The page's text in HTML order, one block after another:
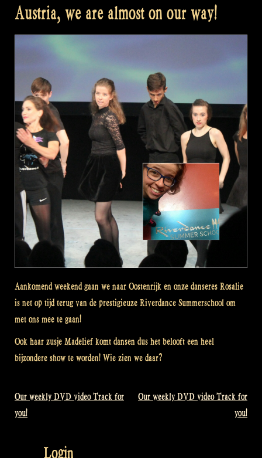
Austria, we are almost on our way!
Aankomend weekend gaan we naar Oostenrijk en onze danseres Rosalie
is net op tijd terug van de prestigieuze Riverdance Summerschool om
met ons mee te gaan!
Ook haar zusje Madelief komt dansen dus het belooft een heel
bijzondere show te worden! Wie zien we daar?
Bericht
Our weekly DVD video Track for
you!
Our weekly DVD video Track for
you!
Login